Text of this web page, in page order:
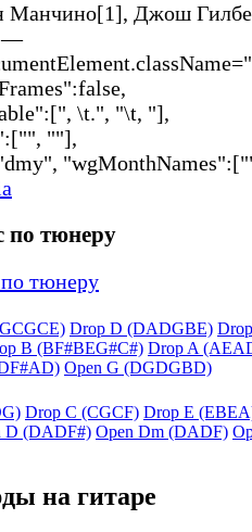
Манчино[1], Джош
—
\t.", "\t, "],
""],
по тюнеру
Drop D (DADGBE)
B (BF#BEG#C#) Drop A
Open G (DGDGBD)
Drop C (CGCF) Drop E
D (DADF#) Open Dm (DADF)
на гитаре